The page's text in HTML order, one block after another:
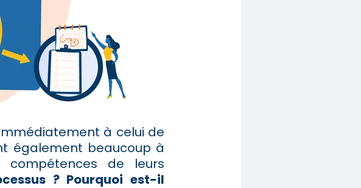
à celui de
également beaucoup à
de leurs
? Pourquoi est-il